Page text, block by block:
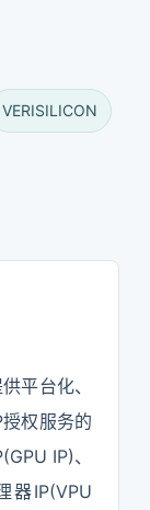
VERISILICON
平台化、
权服务的
IP)、
器IP(VPU